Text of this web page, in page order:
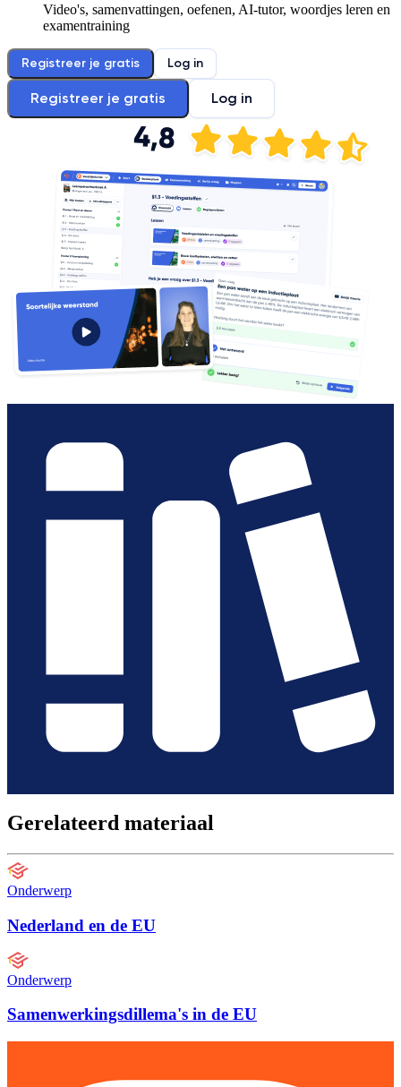
Video's, samenvattingen, oefenen, AI-tutor, woordjes leren en
examentraining
Registreer je gratis Log in
Registreer je gratis Log in
Gerelateerd materiaal
Onderwerp
Nederland en de EU
Onderwerp
Samenwerkingsdillema's in de EU